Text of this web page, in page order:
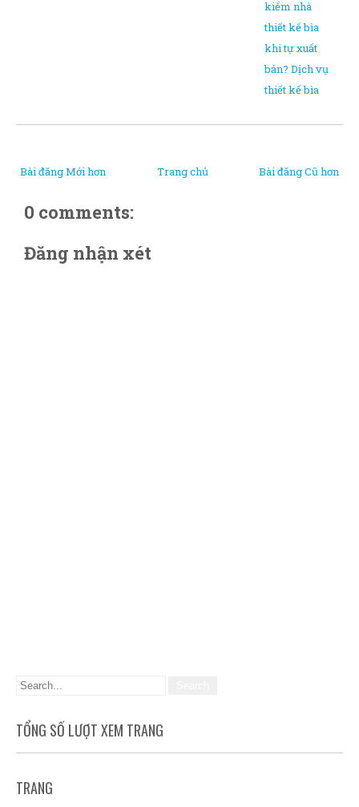
kiếm nhà
thiết kế bìa
khi tự xuất
bản? Dịch vụ
thiết kế bìa
Bài đăng Mới hơn Bài đăng Cũ hơn
Trang chủ
0 comments:
Đăng nhận xét
TỔNG SỐ LƯỢT XEM TRANG
TRANG